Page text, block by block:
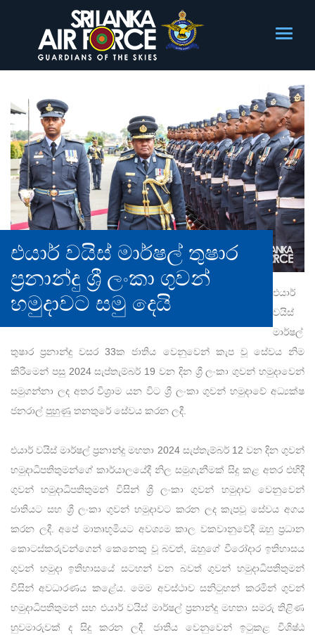
එයාර් වයිස් මාර්ෂල් තුෂාර
ප්‍රනාන්දු ශ්‍රී ලංකා ගුවන්
හමුදාවට සමු දෙයි
එයාර්
වයිස්
මාර්ෂල්
තුෂාර ප්‍රනාන්දු වසර 33ක ජාතිය වෙනුවෙන් කැප වූ සේවය නිම
කිරීමෙන් පසු 2024 සැප්තැම්බර් 19 වන දින ශ්‍රී ලංකා ගුවන් හමුදාවෙන්
සමුගන්නා ලද අතර විශ්‍රාම යන විට ශ්‍රී ලංකා ගුවන් හමුදාවේ අධ්‍යක්ෂ
ජනරාල් පුහුණු තනතුරේ සේවය කරන ලදී.
එයාර් වයිස් මාර්ෂල් ප්‍රනාන්දු මහතා 2024 සැප්තැම්බර් 12 වන දින ගුවන්
හමුදාධිපතිතුමන්ගේ කාර්යාලයේදී නිල සමුගැනීමක් සිදු කළ අතර එහිදී
ගුවන් හමුදාධිපතිතුමන් විසින් ශ්‍රී ලංකා ගුවන් හමුදාව වෙනුවෙන්
ජාතියට සහ ශ්‍රී ලංකා ගුවන් හමුදාවට කරන ලද කැපවූ සේවය අගය
කරන ලදී. අපේ මාතෘභූමියට අවශ්‍යම කාල වකවානුවේදී ඔහු ප්‍රධාන
කොටස්කරුවන්ගෙන් කෙනෙකු වූ බවත්, ඔහුගේ වීරෝදාර ඉතිහාසය
ගුවන් හමුදා ඉතිහාසයේ සටහන් වන බවත් ගුවන් හමුදාධිපතිතුමන්
විසින් අවධාරණය කළේය. මෙම අවස්ථාව සනිටුහන් කරමින් ගුවන්
හමුදාධිපතිතුමන් සහ එයාර් වයිස් මාර්ෂල් ප්‍රනාන්දු මහතා සමරු තිළිණ
හුවමාරුවක් ද සිදු කරන ලදී. ජාතිය වෙනුවෙන් ඉටුකළ විශිෂ්ඨ